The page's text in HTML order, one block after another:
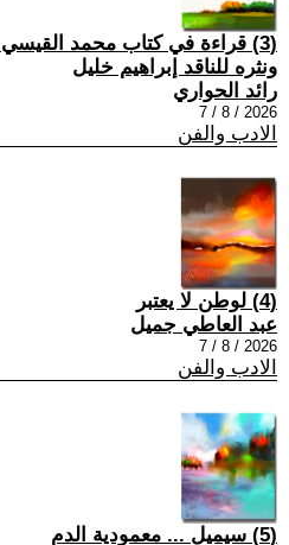
(3) قراءة في كتاب محمد
ونثره للناقد إبراهيم خليل
رائد الحواري
2026 / 8 / 7
الادب والفن
(4) لوطن لا يعتبر
عبد العاطي جميل
2026 / 8 / 7
الادب والفن
(5) سيميل ... معمودية الدم